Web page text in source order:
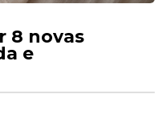
8 novas
e